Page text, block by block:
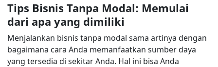
Tips Bisnis Tanpa Modal: Memulai
dari apa yang dimiliki
Menjalankan bisnis tanpa modal sama artinya dengan
bagaimana cara Anda memanfaatkan sumber daya
yang tersedia di sekitar Anda. Hal ini bisa Anda